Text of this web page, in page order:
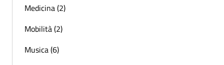
Medicina (2)
Mobilità (2)
Musica (6)